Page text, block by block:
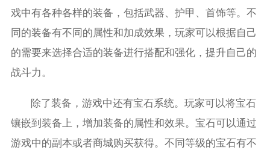
戏中有各种各样的装备，包括武器、护甲、首饰等。不
同的装备有不同的属性和加成效果，玩家可以根据自己
的需要来选择合适的装备进行搭配和强化，提升自己的
战斗力。
除了装备，游戏中还有宝石系统。玩家可以将宝石
镶嵌到装备上，增加装备的属性和效果。宝石可以通过
游戏中的副本或者商城购买获得。不同等级的宝石有不